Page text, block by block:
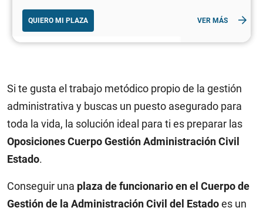
QUIERO MI PLAZA VER MÁS
Si te gusta el trabajo metódico propio de la gestión
administrativa y buscas un puesto asegurado para
toda la vida, la solución ideal para ti es preparar las
Oposiciones Cuerpo Gestión Administración Civil
Estado.
Conseguir una plaza de funcionario en el Cuerpo de
Gestión de la Administración Civil del Estadoes un